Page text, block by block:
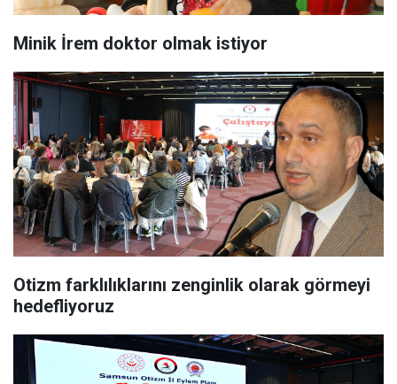
Minik İrem doktor olmak istiyor
Otizm farklılıklarını zenginlik olarak görmeyi
hedefliyoruz